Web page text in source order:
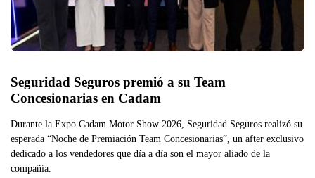
Seguridad Seguros premió a su Team
Concesionarias en Cadam
Durante la Expo Cadam Motor Show 2026, Seguridad Seguros realizó su
esperada “Noche de Premiación Team Concesionarias”, un after exclusivo
dedicado a los vendedores que día a día son el mayor aliado de la
compañía.